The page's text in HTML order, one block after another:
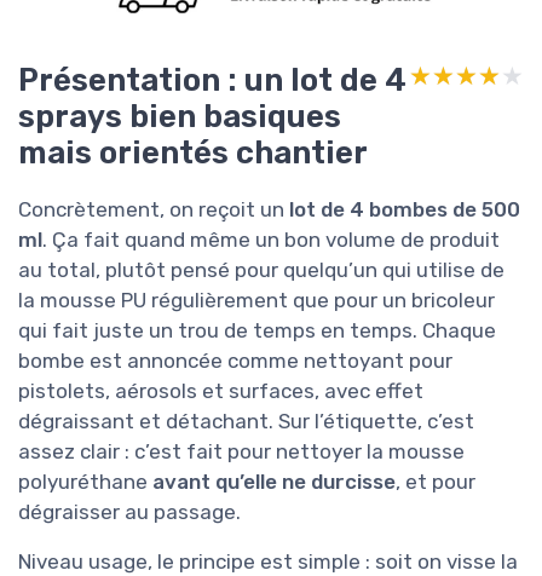
Présentation : un lot de 4
sprays bien basiques
mais orientés chantier
★★★★★
★★★★★
Concrètement, on reçoit un lot de 4 bombes de 500
ml. Ça fait quand même un bon volume de produit
au total, plutôt pensé pour quelqu’un qui utilise de
la mousse PU régulièrement que pour un bricoleur
qui fait juste un trou de temps en temps. Chaque
bombe est annoncée comme nettoyant pour
pistolets, aérosols et surfaces, avec effet
dégraissant et détachant. Sur l’étiquette, c’est
assez clair : c’est fait pour nettoyer la mousse
polyuréthane avant qu’elle ne durcisse, et pour
dégraisser au passage.
Niveau usage, le principe est simple : soit on visse la